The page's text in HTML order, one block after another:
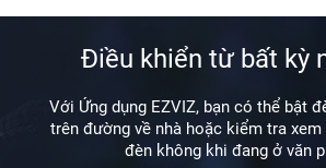
Điều khiển từ bất kỳ
Với Ứng dụng EZVIZ, bạn có thể bật
trên đường về nhà hoặc kiểm tra
đèn không khi đang ở văn